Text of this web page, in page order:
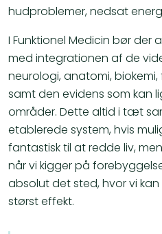
hudproblemer, nedsat
I Funktionel Medicin bør der
med integrationen af de
neurologi, anatomi,
samt den evidens som kan
områder. Dette altid i tæt
etablerede system, hvis
fantastisk til at redde liv,
når vi kigger på
absolut det sted, hvor vi
størst effekt.